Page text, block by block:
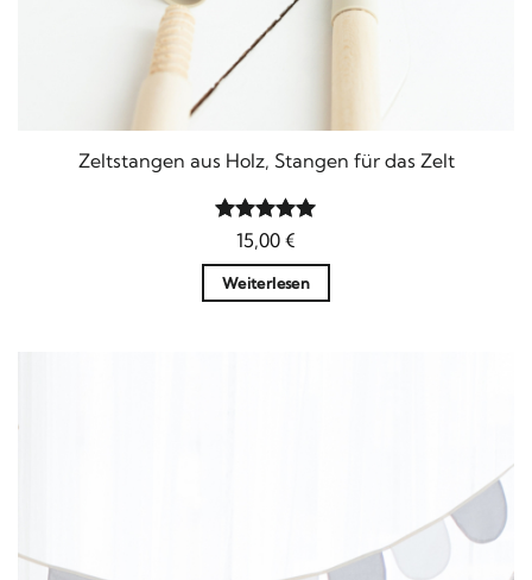
Zeltstangen aus Holz, Stangen für das Zelt
Bewertet
5
15,00 €
Weiterlesen